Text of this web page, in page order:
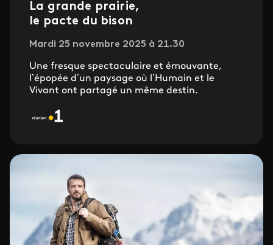
La grande prairie,
le pacte du bison
Mardi 25 novembre 2025 à 21.30
Une fresque spectaculaire et émouvante,
l’épopée d’un paysage où l’Humain et le
Vivant ont partagé un même destin.